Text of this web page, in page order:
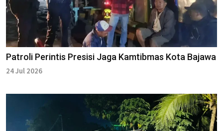
Patroli Perintis Presisi Jaga Kamtibmas Kota Bajawa
24 Jul 2026